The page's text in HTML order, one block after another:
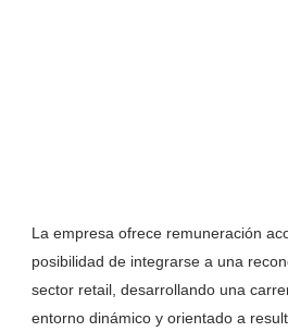
La empresa ofrece remuneración
posibilidad de integrarse a una
sector retail, desarrollando una
entorno dinámico y orientado a